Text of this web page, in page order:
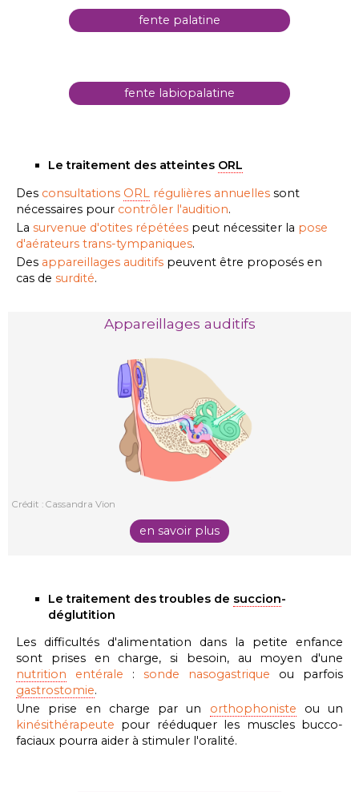
fente palatine
fente labiopalatine
Le traitement des atteintes ORL
Des consultations ORL régulières annuelles sont
nécessaires pour contrôler l'audition.
La survenue d'otites répétées peut nécessiter la pose
d'aérateurs trans-tympaniques.
Des appareillages auditifs peuvent être proposés en
cas de surdité.
Appareillages auditifs
Crédit : Cassandra Vion
en savoir plus
Le traitement des troubles de succion-
déglutition
Les difficultés d'alimentation dans la petite enfance
sont prises en charge, si besoin, au moyen d'une
nutrition entérale : sonde nasogastrique ou parfois
gastrostomie.
Une prise en charge par un orthophoniste ou un
kinésithérapeute pour rééduquer les muscles bucco-
faciaux pourra aider à stimuler l'oralité.